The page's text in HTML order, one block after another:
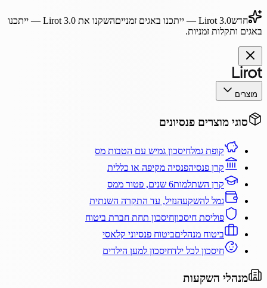
חדשLirot 3.0 — ייתכנו באגים זמנייםהשקנו את Lirot 3.0— ייתכנו
באגים ותקלות זמניות.
מוצרים
סוגי מוצרים פנסיונים
קופת גמלחיסכון גמיש עם הטבות מס
קרן פנסיהפנסיה מקיפה או כללית
קרן השתלמות6 שנים, פטור ממס
גמל להשקעהנזיל, עד התקרה השנתית
פוליסת חיסכוןחיסכון תחת חברת ביטוח
ביטוח מנהליםביטוח פנסיוני קלאסי
חיסכון לכל ילדחיסכון למען הילדים
מנהלי השקעות